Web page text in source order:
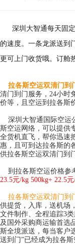
增值服务
深圳大智通每天固定
的速度。一条龙派送到
更可上门收货哦。订舱
拉各斯空运双清门到
清门到门服务，24小时
价等，且空运到拉各斯
深圳大智通 国际空运
斯空运网络，可以提供
全货机直飞，帮你迅速
惠，且可到达拉各斯的
供拉各斯空运双清门到
到拉各斯空运价格参
23.5元/kg 500kg+ 22.5
拉各斯空运双清门到
供提货，入库，送机场
文件制作、全程追踪3
及国外采购商运输首选
斯全境派送，每当客户
送到门”已经成为拉各